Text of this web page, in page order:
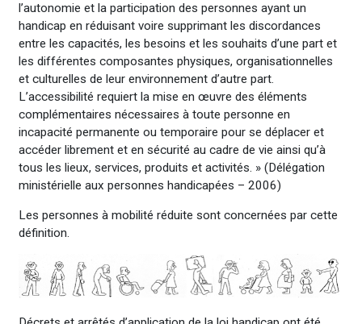
l’autonomie et la participation des personnes ayant un
handicap en réduisant voire supprimant les discordances
entre les capacités, les besoins et les souhaits d’une part et
les différentes composantes physiques, organisationnelles
et culturelles de leur environnement d’autre part.
L’accessibilité requiert la mise en œuvre des éléments
complémentaires nécessaires à toute personne en
incapacité permanente ou temporaire pour se déplacer et
accéder librement et en sécurité au cadre de vie ainsi qu’à
tous les lieux, services, produits et activités. » (Délégation
ministérielle aux personnes handicapées – 2006)
Les personnes à mobilité réduite sont concernées par cette
définition.